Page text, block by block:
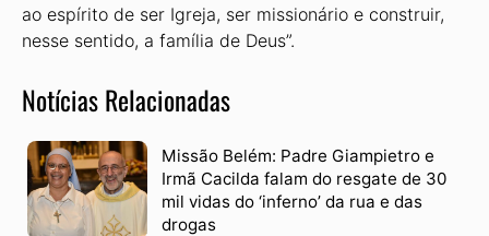
ao espírito de ser Igreja, ser missionário e construir,
nesse sentido, a família de Deus”.
Notícias Relacionadas
Missão Belém: Padre Giampietro e
Irmã Cacilda falam do resgate de 30
mil vidas do ‘inferno’ da rua e das
drogas